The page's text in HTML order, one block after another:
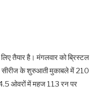
तैयार है। मंगलवार को ब्रिस्टल
सीरीज के शुरुआती मुकाबले में 210
ओवरों में महज 113 रन पर